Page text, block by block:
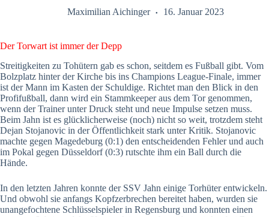
Maximilian Aichinger
16. Januar 2023
Der Torwart ist immer der Depp
Streitigkeiten zu Tohütern gab es schon, seitdem es Fußball gibt. Vom
Bolzplatz hinter der Kirche bis ins Champions League-Finale, immer
ist der Mann im Kasten der Schuldige. Richtet man den Blick in den
Profifußball, dann wird ein Stammkeeper aus dem Tor genommen,
wenn der Trainer unter Druck steht und neue Impulse setzen muss.
Beim Jahn ist es glücklicherweise (noch) nicht so weit, trotzdem steht
Dejan Stojanovic in der Öffentlichkeit stark unter Kritik. Stojanovic
machte gegen Magedeburg (0:1) den entscheidenden Fehler und auch
im Pokal gegen Düsseldorf (0:3) rutschte ihm ein Ball durch die
Hände.
In den letzten Jahren konnte der SSV Jahn einige Torhüter entwickeln.
Und obwohl sie anfangs Kopfzerbrechen bereitet haben, wurden sie
unangefochtene Schlüsselspieler in Regensburg und konnten einen